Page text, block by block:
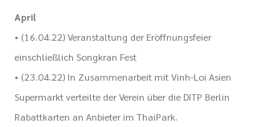
April
• (16.04.22) Veranstaltung der Eröffnungsfeier
einschließlich Songkran Fest
• (23.04.22) In Zusammenarbeit mit Vinh-Loi Asien
Supermarkt verteilte der Verein über die DITP Berlin
Rabattkarten an Anbieter im ThaiPark.